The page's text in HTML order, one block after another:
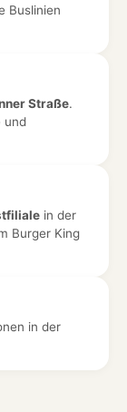
Buslinien
Straße.
und
in der
Burger King
in der